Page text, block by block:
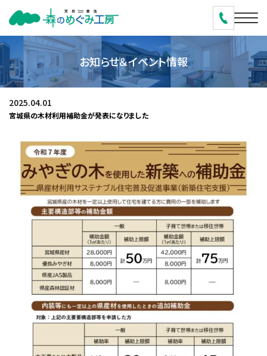
お知らせ＆イベント情報
2025.04.01
宮城県の木材利用補助金が発表になりました